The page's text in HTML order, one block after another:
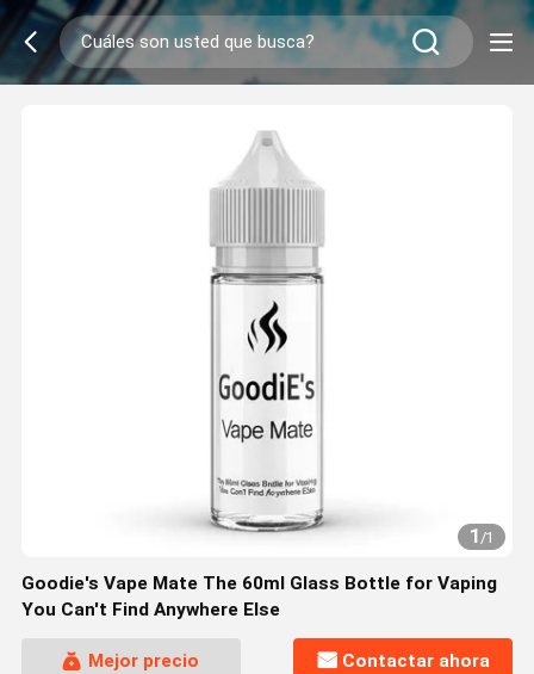
1/1
Goodie's Vape Mate The 60ml Glass Bottle for Vaping
You Can't Find Anywhere Else
Mejor precio Contactar ahora